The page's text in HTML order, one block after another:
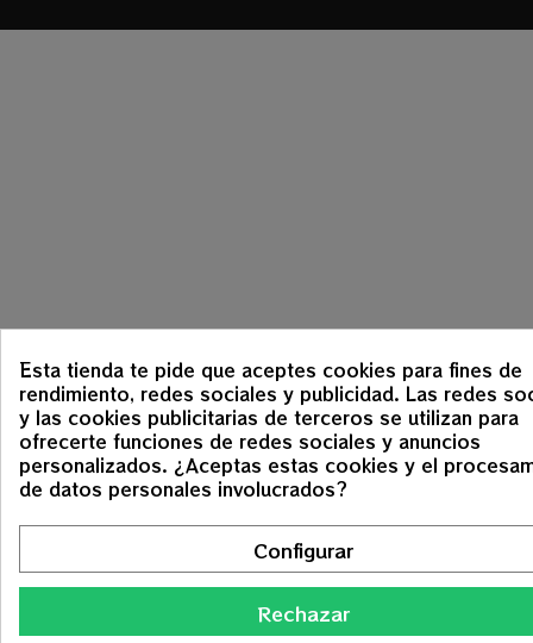
Esta tienda te pide que aceptes cookies para fines de
rendimiento, redes sociales y publicidad. Las redes
y las cookies publicitarias de terceros se utilizan para
ofrecerte funciones de redes sociales y anuncios
personalizados. ¿Aceptas estas cookies y el
de datos personales involucrados?
Configurar
Rechazar